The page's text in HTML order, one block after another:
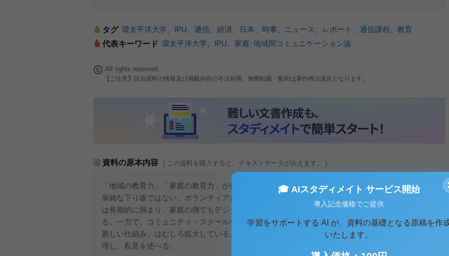
タグ 環太平洋大学 IPU 通信 経済 日本 時事 ニュース レポート 通信課程
教育
代表キーワード 環太平洋大学 IPU 家庭･地域間コミュニケーション論
All rights reserved.
【ご注意】該当資料の情報及び掲載内容の不法利用、無断転載・配布は著作権法違反となります。
資料の原本内容 ( この資料を購入すると、テキストデータがみえます。 )
「地域の教育力」「家庭の教育力」が低下している、と語られることは多い。しかし、その実相は
単純な下り坂ではない。ボランティア参加や近所付き合いといった社会関係資本を示す指標の一部
は長期的に弱まり、家庭の側でもデジタル機器の浸透や共働き化の進展が子育て行動を変えてい
る。一方で、コミュニティ・スクールやこども食堂の広がりなど、「地域が学校・家庭を包摂する
新しい仕組み」はむしろ拡大している。本レポートでは、公的資料と大規模調査をもとに現状を整
理し、私見を述べる。
🎓 AIスタディメイト サービス開始
導入記念価格でご提供
学習をサポートする AI が、資料の基礎となる原稿を作
いたします。